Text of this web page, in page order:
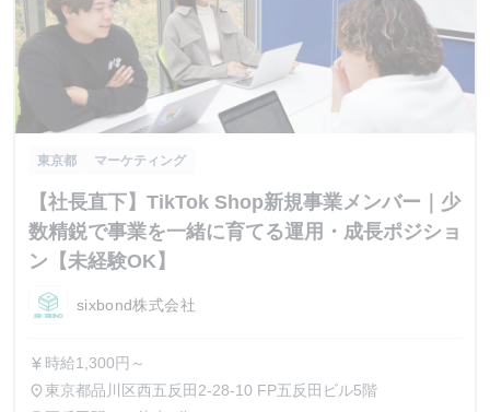
東京都 マーケティング
【社長直下】TikTok Shop新規事業メンバー｜少
数精鋭で事業を一緒に育てる運用・成長ポジショ
ン【未経験OK】
sixbond株式会社
currency_yen 時給1,300円～
place東京都品川区西五反田2-28-10 FP五反田ビル5階